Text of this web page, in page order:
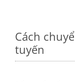
Cách
tuyến